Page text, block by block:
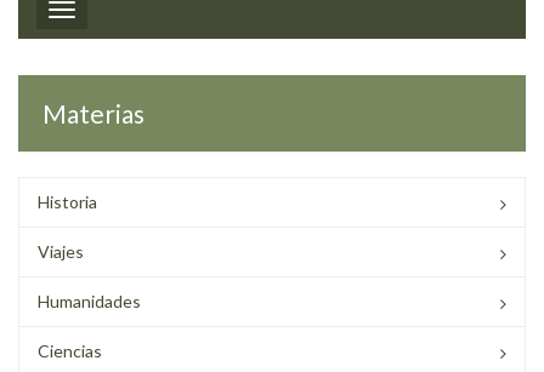
Toggle navigation
Materias
Historia
Viajes
Humanidades
Ciencias